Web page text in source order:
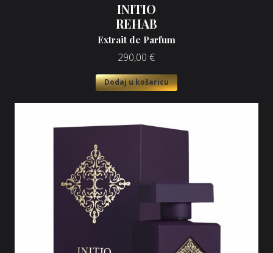
INITIO
REHAB
Extrait de Parfum
290,00 €
Dodaj u košaricu